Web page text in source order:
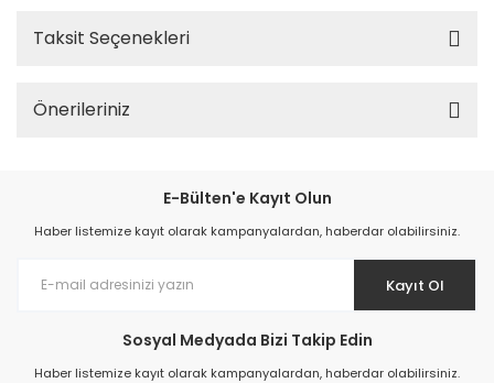
Taksit Seçenekleri
Önerileriniz
E-Bülten'e Kayıt Olun
Haber listemize kayıt olarak kampanyalardan, haberdar olabilirsiniz.
Kayıt Ol
Sosyal Medyada Bizi Takip Edin
Haber listemize kayıt olarak kampanyalardan, haberdar olabilirsiniz.